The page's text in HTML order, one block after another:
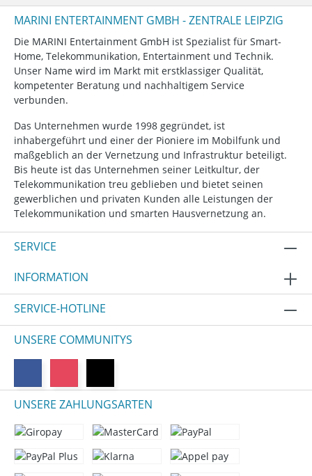
MARINI ENTERTAINMENT GMBH - ZENTRALE LEIPZIG
Die MARINI Entertainment GmbH ist Spezialist für Smart-
Home, Telekommunikation, Entertainment und Technik.
Unser Name wird im Markt mit erstklassiger Qualität,
kompetenter Beratung und nachhaltigem Service
verbunden.
Das Unternehmen wurde 1998 gegründet, ist
inhabergeführt und einer der Pioniere im Mobilfunk und
maßgeblich an der Vernetzung und Infrastruktur beteiligt.
Bis heute ist das Unternehmen seiner Leitkultur, der
Telekommunikation treu geblieben und bietet seinen
gewerblichen und privaten Kunden alle Leistungen der
Telekommunikation und smarten Hausvernetzung an.
SERVICE
INFORMATION
SERVICE-HOTLINE
UNSERE COMMUNITYS
UNSERE ZAHLUNGSARTEN